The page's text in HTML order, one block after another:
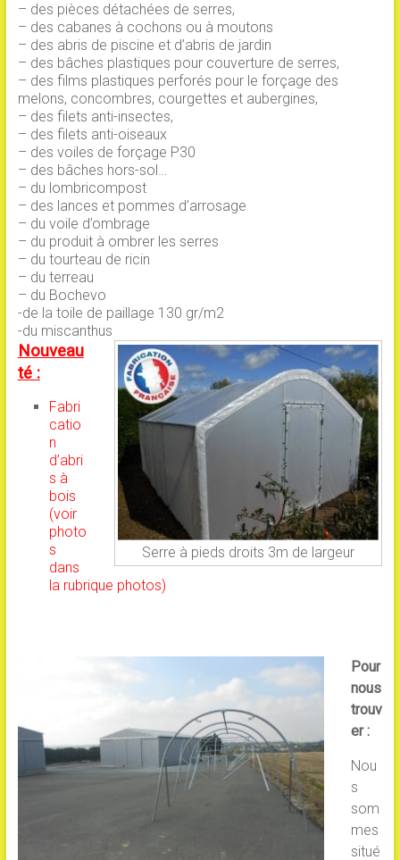
– des pièces détachées de serres,
– des cabanes à cochons ou à moutons
– des abris de piscine et d’abris de jardin
– des bâches plastiques pour couverture de serres,
– des films plastiques perforés pour le forçage des
melons, concombres, courgettes et aubergines,
– des filets anti-insectes,
– des filets anti-oiseaux
– des voiles de forçage P30
– des bâches hors-sol…
– du lombricompost
– des lances et pommes d’arrosage
– du voile d’ombrage
– du produit à ombrer les serres
– du tourteau de ricin
– du terreau
– du Bochevo
-de la toile de paillage 130 gr/m2
-du miscanthus
Serre à pieds droits 3m de largeur
Nouveau
té :
Fabri
catio
n
d’abri
s à
bois
(voir
photo
s
dans
la rubrique photos)
Pour
nous
trouv
er :
Nou
s
som
mes
situé